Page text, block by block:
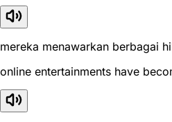
mereka menawarkan berbagai
online entertainments have